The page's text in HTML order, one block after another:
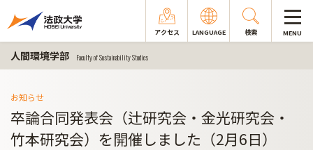
アクセス LANGUAGE 検索 MENU
人間環境学部 Faculty of Sustainability Studies
お知らせ
卒論合同発表会（辻研究会・金光研究会・
竹本研究会）を開催しました（2月6日）